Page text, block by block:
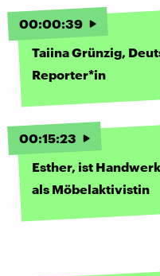
00:00:39
Taiina Grünzig,
Reporter*in
00:15:23
Esther, ist
als Möbelaktivistin